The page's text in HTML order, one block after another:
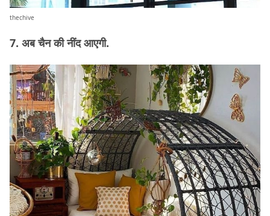
thechive
7. अब चैन की नींद आएगी.